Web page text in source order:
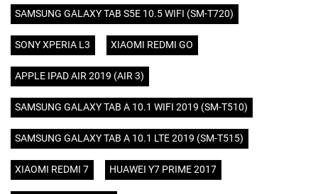
SAMSUNG GALAXY TAB S5E 10.5 WIFI (SM-T720)
SONY XPERIA L3 XIAOMI REDMI GO
APPLE IPAD AIR 2019 (AIR 3)
SAMSUNG GALAXY TAB A 10.1 WIFI 2019 (SM-T510)
SAMSUNG GALAXY TAB A 10.1 LTE 2019 (SM-T515)
XIAOMI REDMI 7 HUAWEI Y7 PRIME 2017